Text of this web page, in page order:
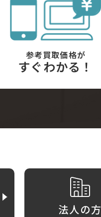
参考買取価格が
すぐわかる！
法人の方